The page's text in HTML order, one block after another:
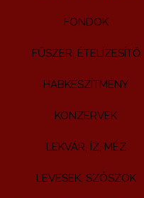
FONDOK
FŰSZER, ÉTELÍZESÍTŐ
HABKÉSZÍTMÉNY
KONZERVEK
LEKVÁR, ÍZ, MÉZ
LEVESEK, SZÓSZOK